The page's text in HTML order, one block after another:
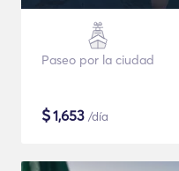
Paseo por la ciudad
$1,653 /día